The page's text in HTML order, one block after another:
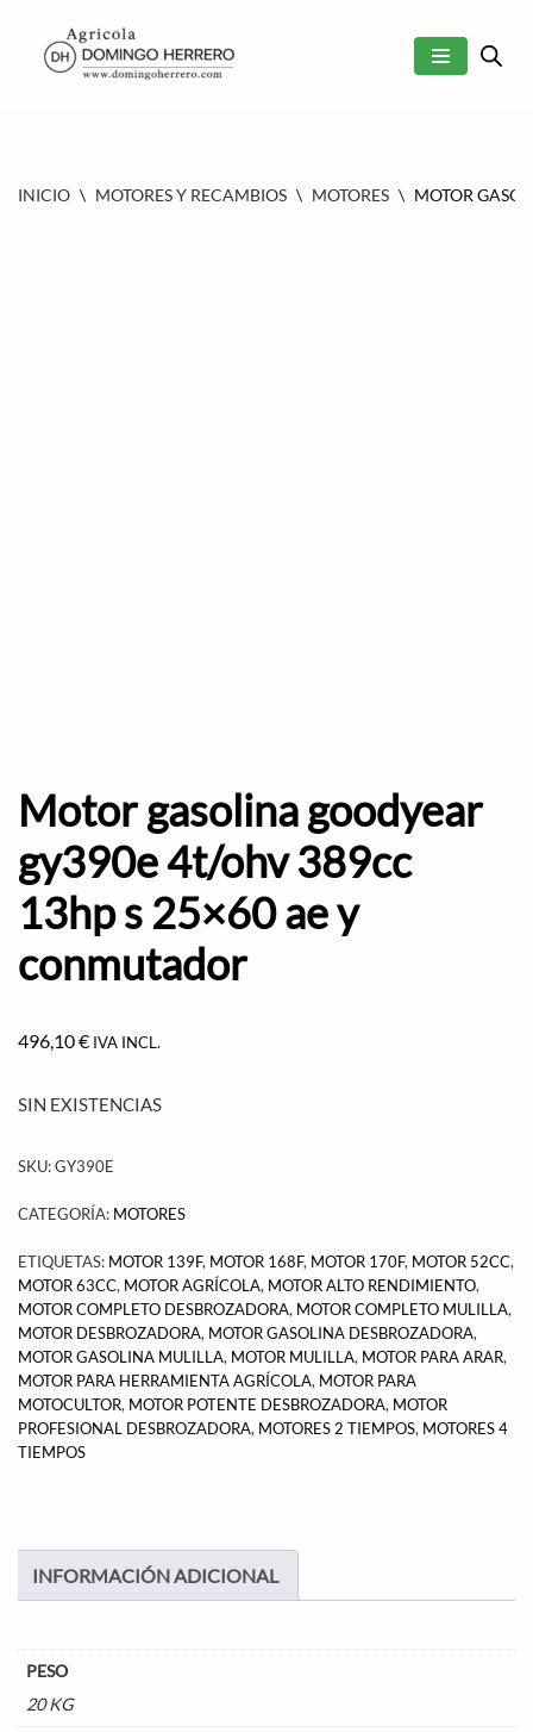
SALTAR
INICIO \ MOTORES Y RECAMBIOS \ MOTORES \ MOTOR
Motor gasolina goodyear
gy390e 4t/ohv 389cc
13hp s 25×60 ae y
conmutador
496,10€ IVA INCL.
SIN EXISTENCIAS
SKU:GY390E
CATEGORÍA: MOTORES
ETIQUETAS: MOTOR 139F, MOTOR 168F, MOTOR 170F, MOTOR 52CC,
MOTOR 63CC, MOTOR AGRÍCOLA, MOTOR ALTO RENDIMIENTO,
MOTOR COMPLETO DESBROZADORA, MOTOR COMPLETO MULILLA,
MOTOR DESBROZADORA, MOTOR GASOLINA DESBROZADORA,
MOTOR GASOLINA MULILLA, MOTOR MULILLA, MOTOR PARA ARAR,
MOTOR PARA HERRAMIENTA AGRÍCOLA, MOTOR PARA
MOTOCULTOR, MOTOR POTENTE DESBROZADORA, MOTOR
PROFESIONAL DESBROZADORA, MOTORES 2 TIEMPOS, MOTORES 4
TIEMPOS
INFORMACIÓN ADICIONAL
PESO
20 KG